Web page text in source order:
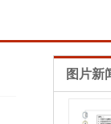
图片新